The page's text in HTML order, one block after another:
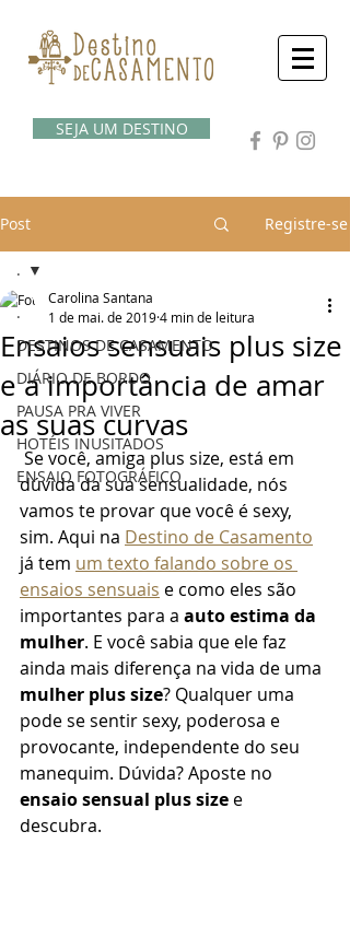
SEJA UM DESTINO
Post Registre-se
.
DESTINOS DE CASAMENTO
DIÁRIO DE BORDO
PAUSA PRA VIVER
HOTÉIS INUSITADOS
ENSAIO FOTOGRÁFICO
.
Ensaios sensuais plus size
e a importância de amar
as suas curvas
Carolina Santana
1 de mai. de 20194 min de leitura
dúvida da sua sensualidade, nós
vamos te provar que você é sexy,
sim. Aqui na Destino de Casamento
já tem um texto falando sobre os
ensaios sensuais e como eles são
importantes para a auto estima da
mulher. E você sabia que ele faz
ainda mais diferença na vida de uma
mulher plus size? Qualquer uma
pode se sentir sexy, poderosa e
provocante, independente do seu
manequim. Dúvida? Aposte no
ensaio sensual plus size e
descubra.